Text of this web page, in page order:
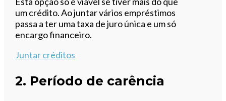
um crédito. Ao juntar vários empréstimos
passa a ter uma taxa de juro única e um só
encargo financeiro.
Juntar créditos
2. Período de carência